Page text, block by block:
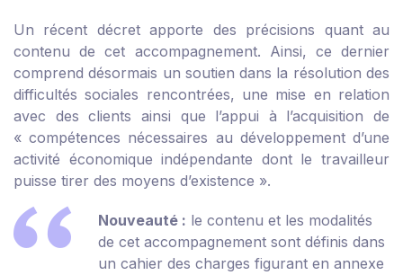
Un récent décret apporte des précisions quant au
contenu de cet accompagnement. Ainsi, ce dernier
comprend désormais un soutien dans la résolution des
difficultés sociales rencontrées, une mise en relation
avec des clients ainsi que l’appui à l’acquisition de
« compétences nécessaires au développement d’une
activité économique indépendante dont le travailleur
puisse tirer des moyens d’existence ».
Nouveauté : le contenu et les modalités
de cet accompagnement sont définis dans
un cahier des charges figurant en annexe